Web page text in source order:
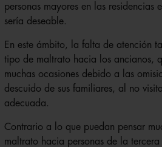
personas mayores en las residencias
sería deseable.
En este ámbito, la falta de atención
tipo de maltrato hacia los ancianos,
muchas ocasiones debido a las
descuido de sus familiares, al no
adecuada.
Contrario a lo que puedan pensar
maltrato hacia personas de la